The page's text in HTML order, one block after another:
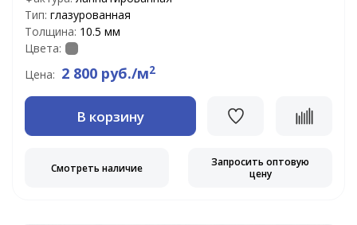
Тип: глазурованная
Толщина: 10.5 мм
Цвета:
Цена: 2 800 руб./м2
В корзину
Смотреть наличие
Запросить оптовую
цену